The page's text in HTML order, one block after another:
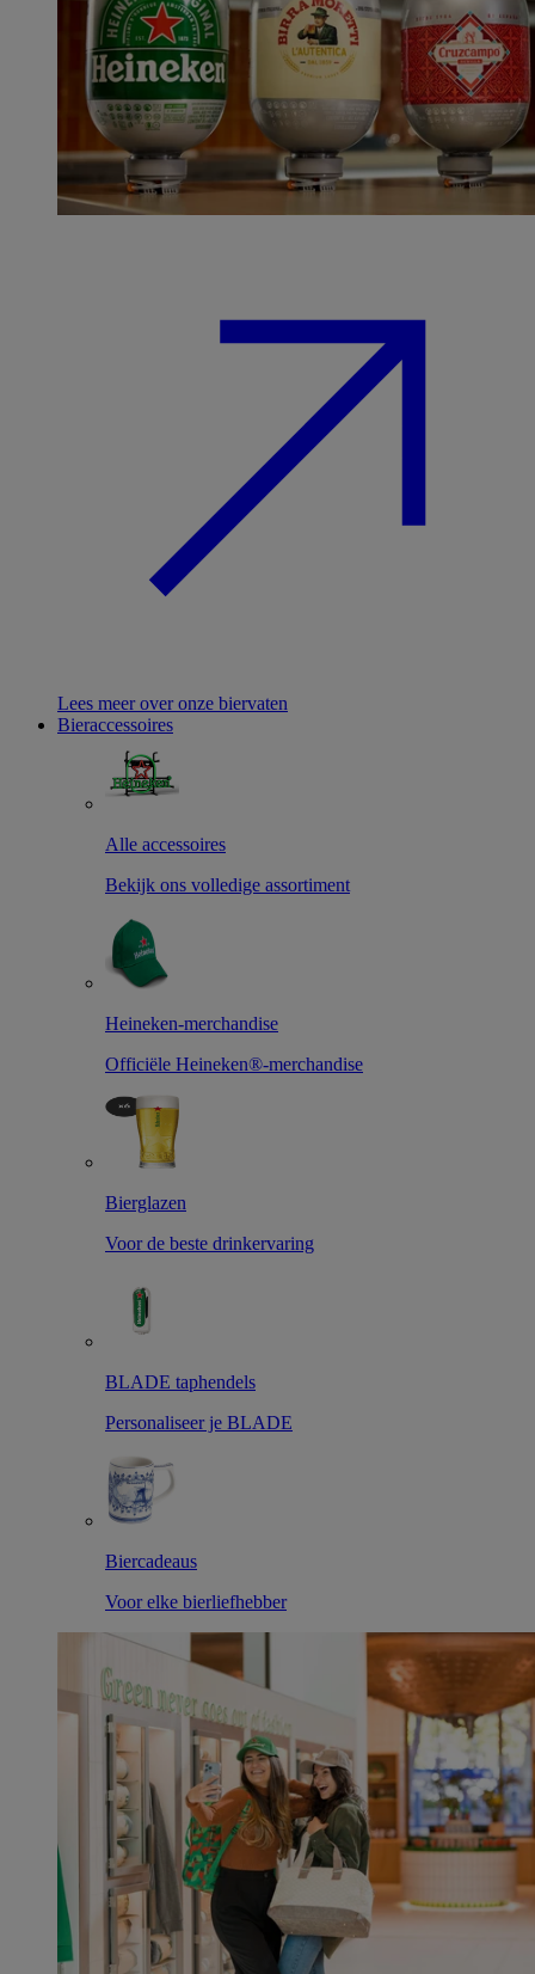
Lees meer over onze biervaten
Bieraccessoires
Alle accessoires
Bekijk ons volledige assortiment
Heineken-merchandise
Officiële Heineken®-merchandise
Bierglazen
Voor de beste drinkervaring
BLADE taphendels
Personaliseer je BLADE
Biercadeaus
Voor elke bierliefhebber